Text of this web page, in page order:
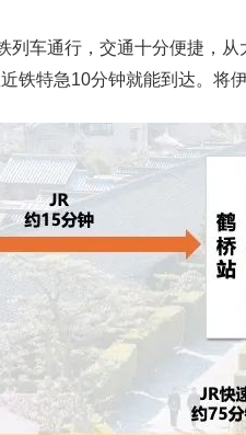
列车通行，交通十分便捷，
铁特急10分钟就能到达。将